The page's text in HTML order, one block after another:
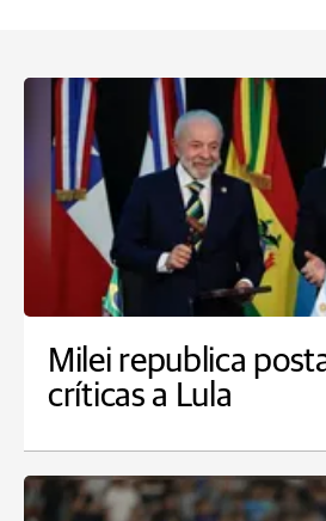
Milei republica
críticas a Lula